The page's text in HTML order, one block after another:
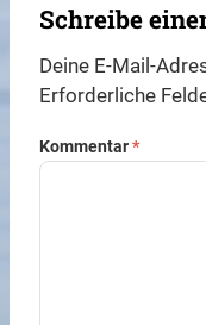
Schreibe
Deine E-Mail-
Erforderliche
Kommentar*